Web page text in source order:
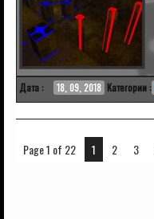
Дата : 18, 09, 2018 Категории :
Page 1 of 22 1 2 3